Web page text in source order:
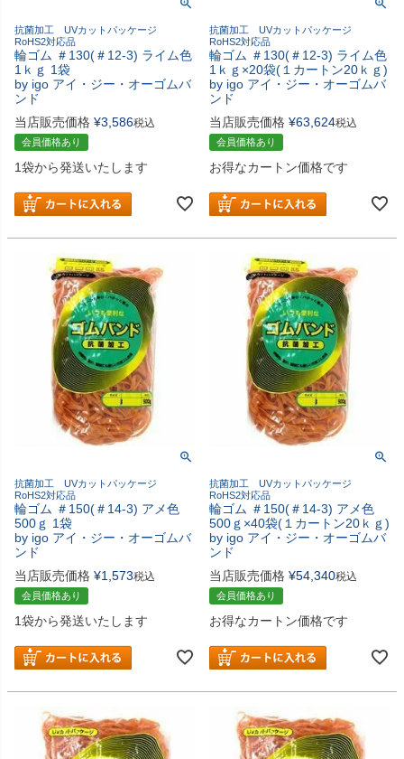
抗菌加工 UVカットパッケージ
RoHS2対応品
輪ゴム ＃130(＃12-3) ライム色
1ｋｇ 1袋
by igo アイ・ジー・オーゴムバ
ンド
当店販売価格 ¥3,586税込
会員価格あり
1袋から発送いたします
抗菌加工 UVカットパッケージ
RoHS2対応品
輪ゴム ＃130(＃12-3) ライム色
1ｋｇ×20袋(１カートン20ｋｇ)
by igo アイ・ジー・オーゴムバ
ンド
当店販売価格 ¥63,624税込
会員価格あり
お得なカートン価格です
抗菌加工 UVカットパッケージ
RoHS2対応品
輪ゴム ＃150(＃14-3) アメ色
500ｇ 1袋
by igo アイ・ジー・オーゴムバ
ンド
当店販売価格 ¥1,573税込
会員価格あり
1袋から発送いたします
抗菌加工 UVカットパッケージ
RoHS2対応品
輪ゴム ＃150(＃14-3) アメ色
500ｇ×40袋(１カートン20ｋｇ)
by igo アイ・ジー・オーゴムバ
ンド
当店販売価格 ¥54,340税込
会員価格あり
お得なカートン価格です